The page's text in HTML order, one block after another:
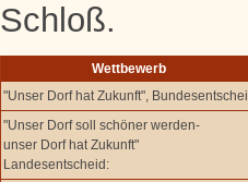
Schloß.
Wettbewerb
"Unser Dorf hat Zukunft",
"Unser Dorf soll schöner werden-
unser Dorf hat Zukunft"
Landesentscheid: